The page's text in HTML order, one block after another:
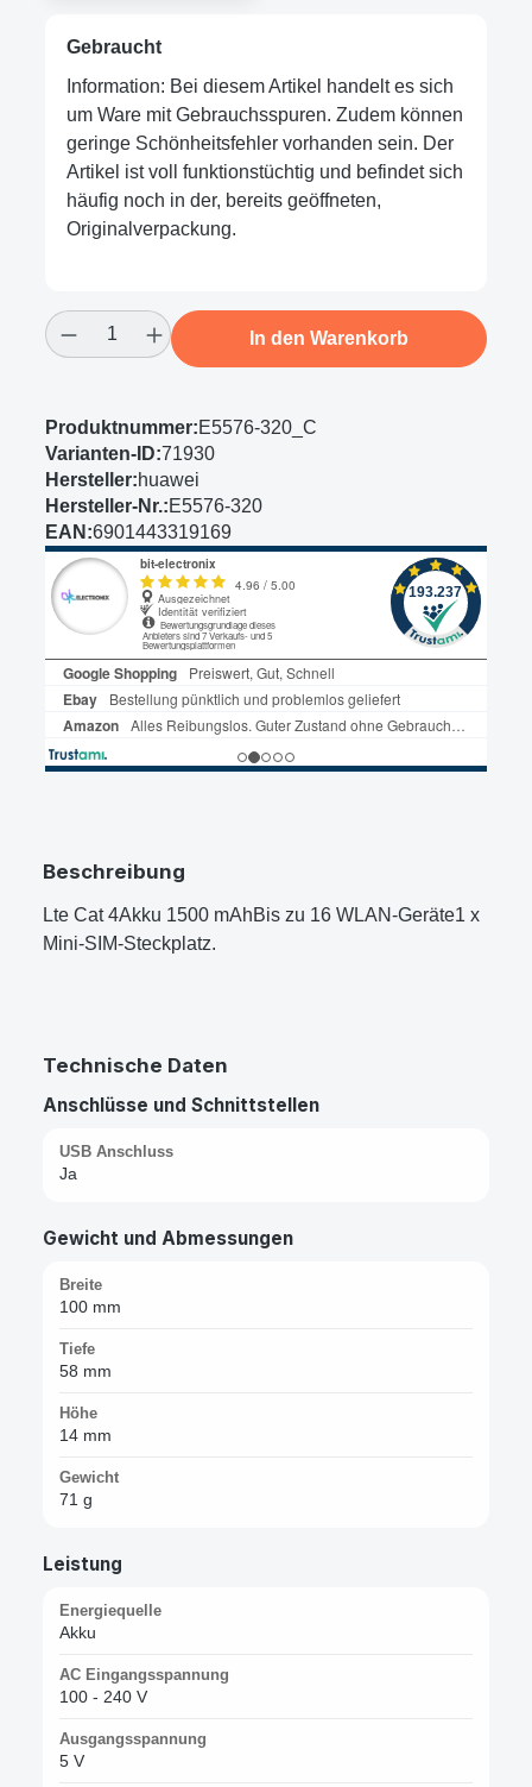
Gebraucht
Information: Bei diesem Artikel handelt es sich
um Ware mit Gebrauchsspuren. Zudem können
geringe Schönheitsfehler vorhanden sein. Der
Artikel ist voll funktionstüchtig und befindet sich
häufig noch in der, bereits geöffneten,
Originalverpackung.
Produkt Anzahl: Gib den gewünschten
In den Warenkorb
Produktnummer:E5576-320_C
Varianten-ID:71930
Hersteller:huawei
Hersteller-Nr.:E5576-320
EAN:6901443319169
Beschreibung
Lte Cat 4Akku 1500 mAhBis zu 16 WLAN-Geräte1 x
Mini-SIM-Steckplatz.
Technische Daten
Anschlüsse und Schnittstellen
USB Anschluss
Ja
Gewicht und Abmessungen
Breite
100 mm
Tiefe
58 mm
Höhe
14 mm
Gewicht
71 g
Leistung
Energiequelle
Akku
AC Eingangsspannung
100 - 240 V
Ausgangsspannung
5 V